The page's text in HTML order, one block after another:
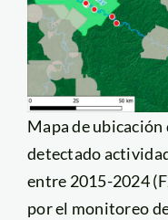
Mapa de ubicación
detectado
entre 2015-2024
por el monitoreo